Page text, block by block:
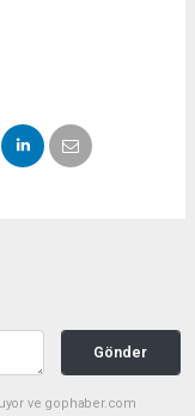
Gönder
ve gophaber.com